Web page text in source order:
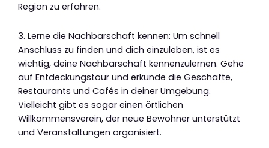
Region zu erfahren.
3. Lerne die Nachbarschaft kennen: Um schnell
Anschluss zu finden und dich einzuleben, ist es
wichtig, deine Nachbarschaft kennenzulernen. Gehe
auf Entdeckungstour und erkunde die Geschäfte,
Restaurants und Cafés in deiner Umgebung.
Vielleicht gibt es sogar einen örtlichen
Willkommensverein, der neue Bewohner unterstützt
und Veranstaltungen organisiert.